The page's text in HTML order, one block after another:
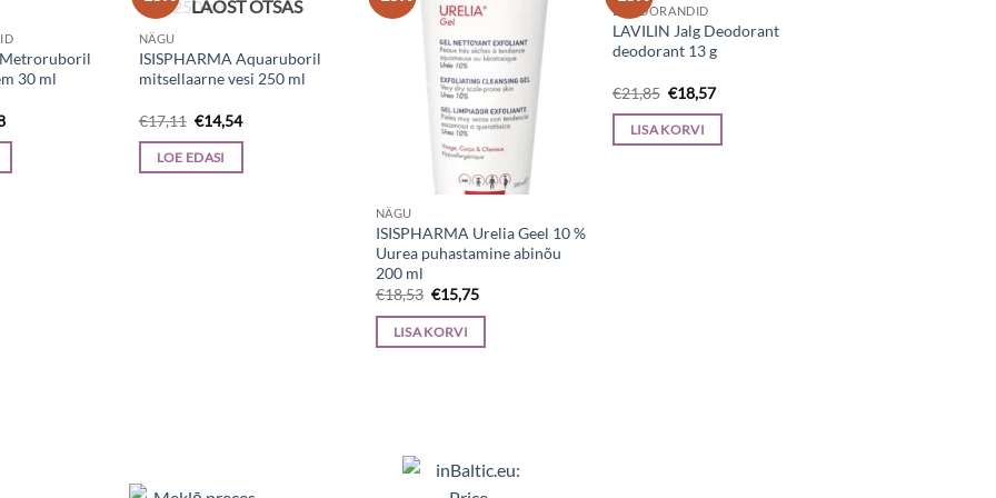
Metroruboril
30 ml
Current
LAOST OTSAS
NÄGU
ISISPHARMA Aquaruboril
mitsellaarne vesi 250 ml
€17,11 Algne
hind
oli:
€17,11.
€14,54Current
LOE EDASI
NÄGU
ISISPHARMA Urelia Geel 10 %
Uurea puhastamine abinõu
200 ml
€18,53 Algne
oli:
€18,53.
€15,75Current
LISA KORVI
DEODORANDID
LAVILIN Jalg Deodorant
deodorant 13 g
€21,85 Algne
hind
oli:
€21,85.
€18,57Current
LISA KORVI